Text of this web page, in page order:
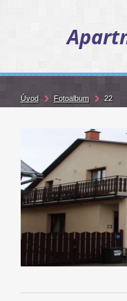
Úvod Fotoalbum 22